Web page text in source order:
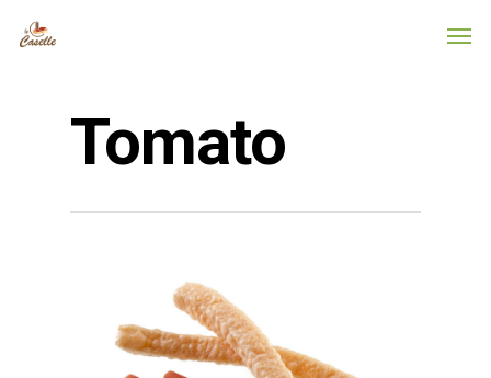
Tomato